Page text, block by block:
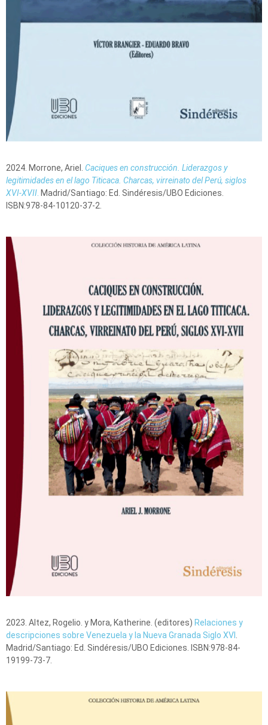
2024. Morrone, Ariel. Caciques en construcción. Liderazgos y
legitimidades en el lago Titicaca. Charcas, virreinato del Perú, siglos
XVI-XVII Madrid/Santiago: Ed. Sindéresis/UBO Ediciones.
ISBN:978-84-10120-37-2.
2023. Altez, Rogelio. y Mora, Katherine. (editores) Relaciones y
descripciones sobre Venezuela y la Nueva Granada Siglo XVI
Madrid/Santiago: Ed. Sindéresis/UBO Ediciones. ISBN:978-84-
19199-73-7.